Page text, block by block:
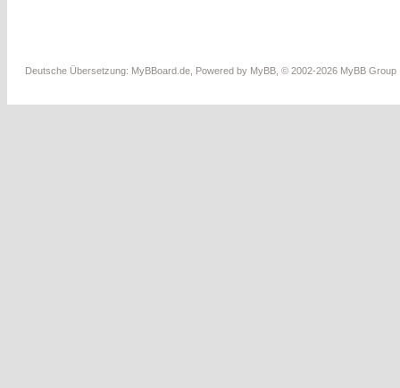
Deutsche Übersetzung: MyBBoard.de , Powered by MyBB , © 2002-2026 MyBB Group